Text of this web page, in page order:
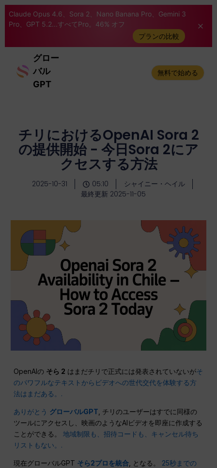
Claude Opus 4.6、Sora 2、Nano Banana Pro、Gemini 3
Pro、GPT 5.2...すべてPro。46% オフ
プランの比較
グロー
バル
GPT
無料で始める
チリにおけるOpenAI Sora 2
の提供開始 - 今日Sora 2にア
クセスする方法
2025-10-31 05:10
シャイニー・ヘイル
最終更新 2025-11-05
OpenAIの そら 2 はまだチリで正式には発表されていないがそ
のパワフルなテキストからビデオへの世代交代を体験する方
法はまだある。.
ありがとう グローバルGPT , チリのユーザーはすでに同様の
ツールにアクセスし、映画のようなAIビデオを即座に作成する
ことができる。地域制限も、招待コードも、キャンセル待ち
リストもない。.
現在グローバルGPT そら2プロを統合, となる。 25秒までの